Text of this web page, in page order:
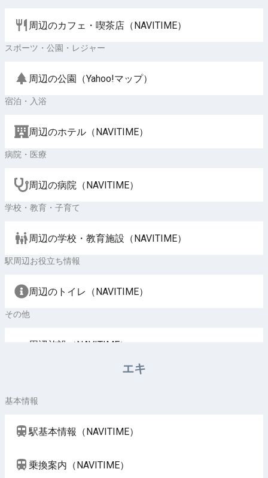
周辺のカフェ・喫茶店（NAVITIME）
スポーツ・公園・レジャー
周辺の公園（Yahoo!マップ）
宿泊・入浴
周辺のホテル（NAVITIME）
病院・医療
周辺の病院（NAVITIME）
学校・教育・子育て
周辺の学校・教育施設（NAVITIME）
駅周辺お役立ち情報
周辺のトイレ（NAVITIME）
その他
周辺施設（NAVITIME）
エキ
基本情報
駅基本情報（NAVITIME）
乗換案内（NAVITIME）